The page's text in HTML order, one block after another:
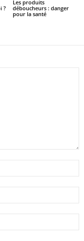
?
Les produits
déboucheurs : danger
pour la santé